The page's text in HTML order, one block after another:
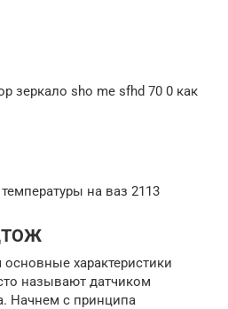
зеркало sho me sfhd 70 0 как
на ваз 2113
характеристики
называют датчиком
Начнем с принципа